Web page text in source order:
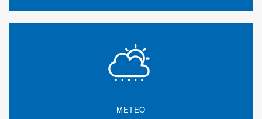
METEO